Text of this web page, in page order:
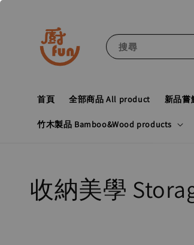
搜尋
首頁 全部商品 All product 新品嘗
竹木製品 Bamboo&Wood products
收納美學